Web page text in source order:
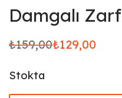
Damgalı Zarf
₺159,00
Orijinal
₺159,00.
₺129,00
Şu
fiyat:
₺129,00.
Stokta